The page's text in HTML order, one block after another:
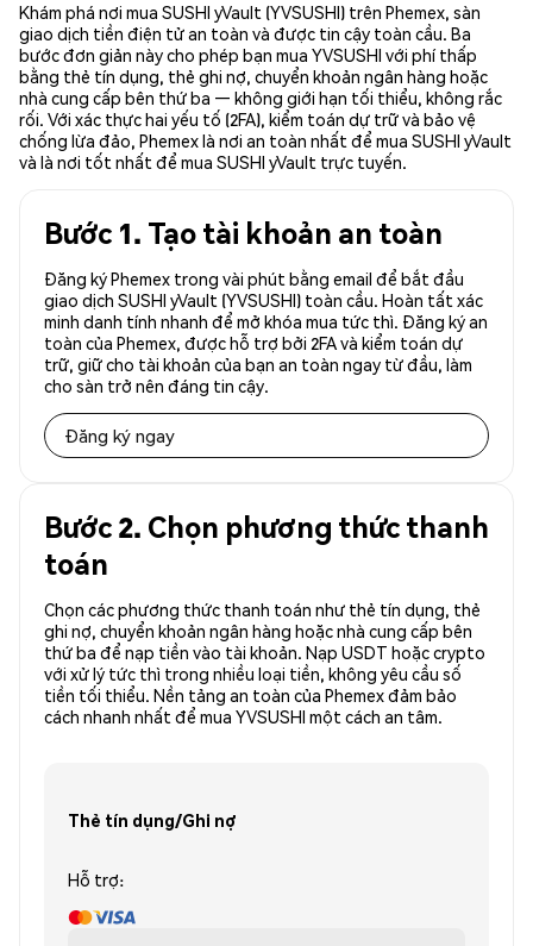
Khám phá nơi mua SUSHI yVault (YVSUSHI) trên Phemex, sàn
giao dịch tiền điện tử an toàn và được tin cậy toàn cầu. Ba
bước đơn giản này cho phép bạn mua YVSUSHI với phí thấp
bằng thẻ tín dụng, thẻ ghi nợ, chuyển khoản ngân hàng hoặc
nhà cung cấp bên thứ ba — không giới hạn tối thiểu, không rắc
rối. Với xác thực hai yếu tố (2FA), kiểm toán dự trữ và bảo vệ
chống lừa đảo, Phemex là nơi an toàn nhất để mua SUSHI yVault
và là nơi tốt nhất để mua SUSHI yVault trực tuyến.
Bước 1. Tạo tài khoản an toàn
Đăng ký Phemex trong vài phút bằng email để bắt đầu
giao dịch SUSHI yVault (YVSUSHI) toàn cầu. Hoàn tất xác
minh danh tính nhanh để mở khóa mua tức thì. Đăng ký an
toàn của Phemex, được hỗ trợ bởi 2FA và kiểm toán dự
trữ, giữ cho tài khoản của bạn an toàn ngay từ đầu, làm
cho sàn trở nên đáng tin cậy.
Đăng ký ngay
Bước 2. Chọn phương thức thanh
toán
Chọn các phương thức thanh toán như thẻ tín dụng, thẻ
ghi nợ, chuyển khoản ngân hàng hoặc nhà cung cấp bên
thứ ba để nạp tiền vào tài khoản. Nạp USDT hoặc crypto
với xử lý tức thì trong nhiều loại tiền, không yêu cầu số
tiền tối thiểu. Nền tảng an toàn của Phemex đảm bảo
cách nhanh nhất để mua YVSUSHI một cách an tâm.
Thẻ tín dụng/Ghi nợ
Hỗ trợ: